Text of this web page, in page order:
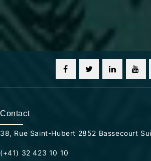
Contact
38, Rue Saint-Hubert 2852 Bassecourt
(+41) 32 423 10 10